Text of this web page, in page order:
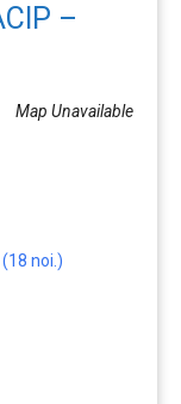
–
Map Unavailable
noi.)